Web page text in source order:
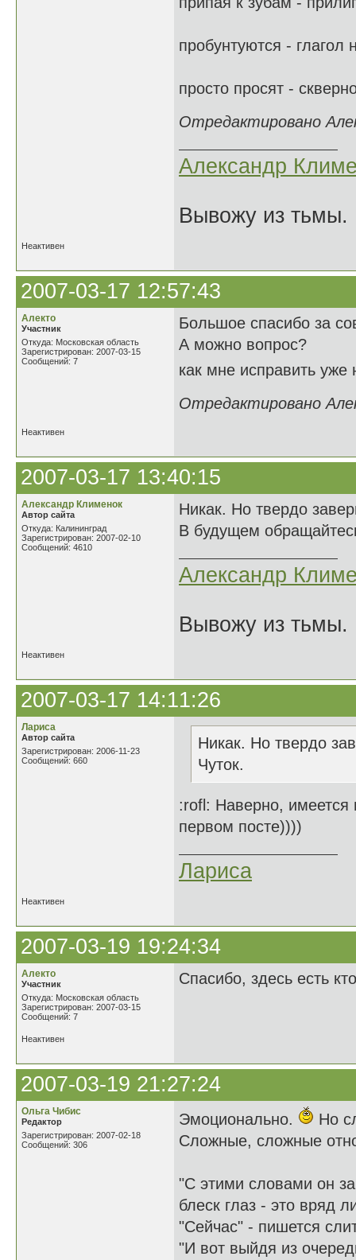
пробунтуются - глагол
просто просят -
Отредактировано
Александр
Вывожу из тьмы.
Неактивен
2007-03-17 12:57:43
Алекто
Участник
Откуда: Московская область
Зарегистрирован: 2007-03-15
Сообщений: 7
Большое спасибо за
А можно вопрос?
как мне исправить уже
Отредактировано
Неактивен
2007-03-17 13:40:15
Александр Клименок
Автор сайта
Откуда: Калининград
Зарегистрирован: 2007-02-10
Сообщений: 4610
Никак. Но твердо
В будущем
Александр
Вывожу из тьмы.
Неактивен
2007-03-17 14:11:26
Лариса
Автор сайта
Зарегистрирован: 2006-11-23
Сообщений: 660
Никак. Но твердо
Чуток.
:rofl: Наверно,
первом посте))))
Лариса
Неактивен
2007-03-19 19:24:34
Алекто
Участник
Откуда: Московская область
Зарегистрирован: 2007-03-15
Сообщений: 7
Спасибо, здесь есть
Неактивен
2007-03-19 21:27:24
Ольга Чибис
Редактор
Зарегистрирован: 2007-02-18
Сообщений: 306
Эмоционально.
Но
Сложные, сложные
"С этими словами он
блеск глаз - это вряд
"Сейчас" - пишется
"И вот выйдя из